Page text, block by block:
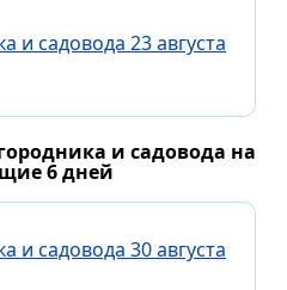
и садовода 23 августа
и садовода на
6 дней
и садовода 30 августа